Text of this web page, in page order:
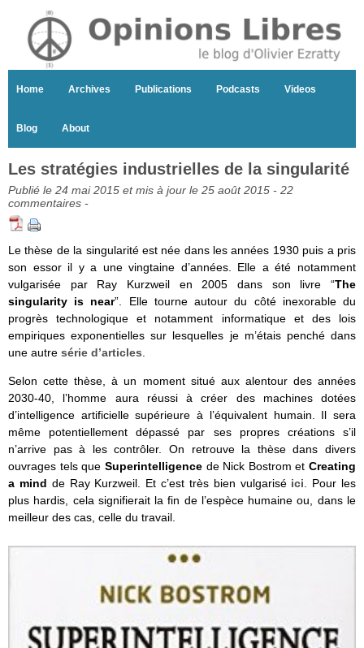
Home Archives Publications Podcasts Videos
Blog About
Les stratégies industrielles de la singularité
Publié le 24 mai 2015 et mis à jour le 25 août 2015 - 22
commentaires -
Le thèse de la singularité est née dans les années 1930 puis a pris
son essor il y a une vingtaine d’années. Elle a été notamment
vulgarisée par Ray Kurzweil en 2005 dans son livre “The
singularity is near”. Elle tourne autour du côté inexorable du
progrès technologique et notamment informatique et des lois
empiriques exponentielles sur lesquelles je m’étais penché dans
une autre série d’articles
Selon cette thèse, à un moment situé aux alentour des années
2030-40, l’homme aura réussi à créer des machines dotées
d’intelligence artificielle supérieure à l’équivalent humain. Il sera
même potentiellement dépassé par ses propres créations s’il
n’arrive pas à les contrôler. On retrouve la thèse dans divers
ouvrages tels que Superintelligencede Nick Bostrom et Creating
a mind de Ray Kurzweil. Et c’est très bien vulgarisé ici . Pour les
plus hardis, cela signifierait la fin de l’espèce humaine ou, dans le
meilleur des cas, celle du travail.